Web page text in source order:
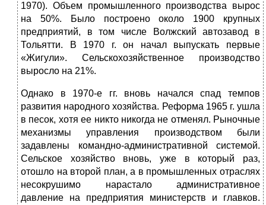
1970). Объем промышленного производства вырос
на 50%. Было построено около 1900 крупных
предприятий, в том числе Волжский автозавод в
Тольятти. В 1970 г. он начал выпускать первые
«Жигули». Сельскохозяйственное производство
выросло на 21%.
Однако в 1970-е гг. вновь начался спад темпов
развития народного хозяйства. Реформа 1965 г. ушла
в песок, хотя ее никто никогда не отменял. Рыночные
механизмы управления производством были
задавлены командно-административной системой.
Сельское хозяйство вновь, уже в который раз,
отошло на второй план, а в промышленных отраслях
несокрушимо нарастало административное
давление на предприятия министерств и главков.